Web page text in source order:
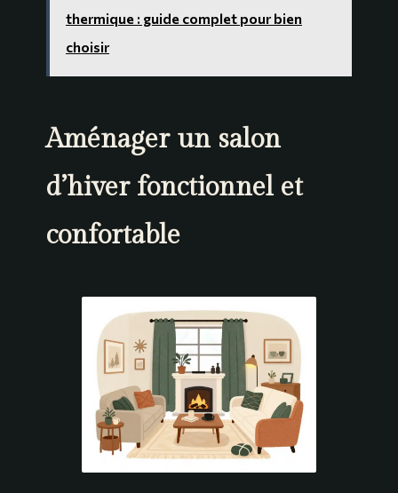
thermique : guide complet pour bien
choisir
Aménager un salon
d’hiver fonctionnel et
confortable